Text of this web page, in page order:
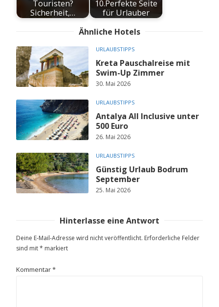
Touristen?
Sicherheit,…
10.Perfekte Seite
für Urlauber
Ähnliche Hotels
URLAUBSTIPPS
Kreta Pauschalreise mit
Swim-Up Zimmer
30. Mai 2026
URLAUBSTIPPS
Antalya All Inclusive unter
500 Euro
26. Mai 2026
URLAUBSTIPPS
Günstig Urlaub Bodrum
September
25. Mai 2026
Hinterlasse eine Antwort
Deine E-Mail-Adresse wird nicht veröffentlicht. Erforderliche Felder
sind mit* markiert
Kommentar*